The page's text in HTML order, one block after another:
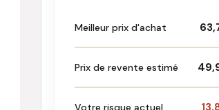
Meilleur prix d'achat
Prix de revente estimé
Votre risque actuel